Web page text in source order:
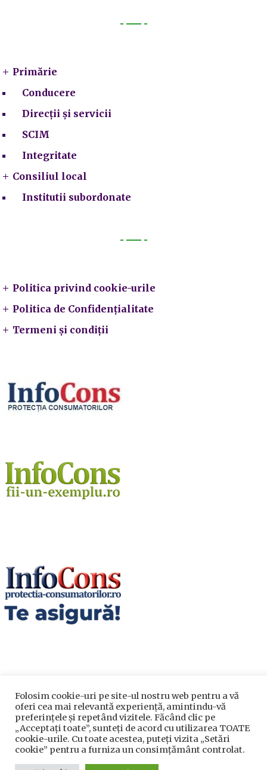
Primărie
Conducere
Direcții și servicii
SCIM
Integritate
Consiliul local
Institutii subordonate
Politica privind cookie-urile
Politica de Confidențialitate
Termeni și condiții
Utile
Utile
Folosim cookie-uri pe site-ul nostru web pentru a vă
oferi cea mai relevantă experiență, amintindu-vă
preferințele și repetând vizitele. Făcând clic pe
„Acceptați toate”, sunteți de acord cu utilizarea TOATE
cookie-urile. Cu toate acestea, puteți vizita „Setări
cookie” pentru a furniza un consimțământ controlat.